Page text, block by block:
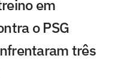
em
o PSG
três